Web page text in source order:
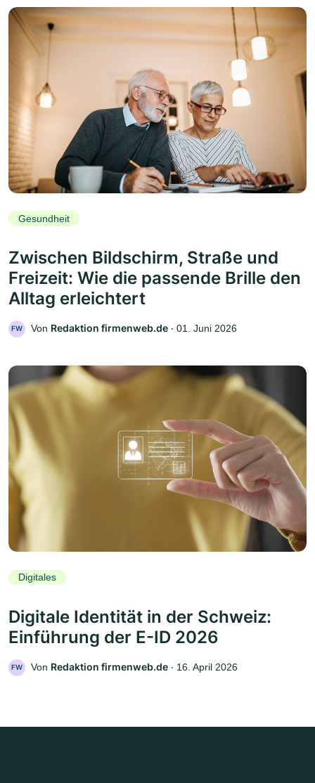
Gesundheit
Zwischen Bildschirm, Straße und
Freizeit: Wie die passende Brille den
Alltag erleichtert
FW Von Redaktion firmenweb.de ‧ 01. Juni 2026
Digitales
Digitale Identität in der Schweiz:
Einführung der E-ID 2026
FW Von Redaktion firmenweb.de ‧ 16. April 2026